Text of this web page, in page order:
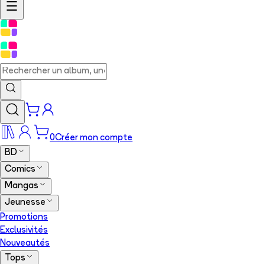
0Créer mon compte
BD
Comics
Mangas
Jeunesse
Promotions
Exclusivités
Nouveautés
Tops